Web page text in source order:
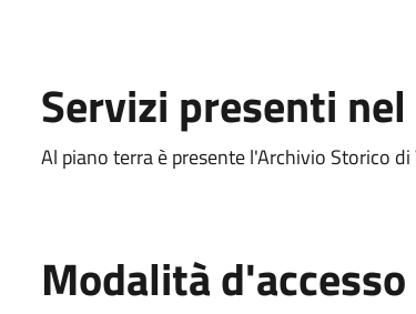
Servizi presenti
Al piano terra è presente l'Archivio Storico di
Modalità d'accesso